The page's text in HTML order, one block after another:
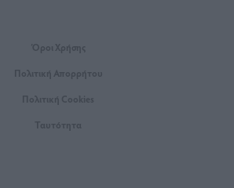
Όροι Xρήσης
Πολιτική Απορρήτου
Πολιτική Cookies
Ταυτότητα